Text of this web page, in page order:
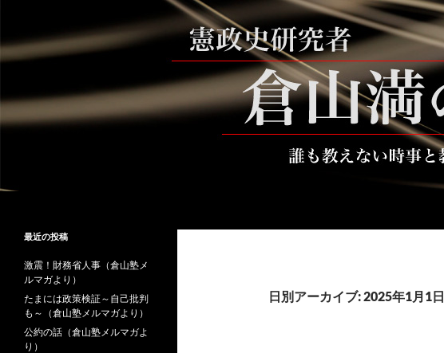
テ
ン
へ
ス
日別アーカイブ: 2025年1月1日
倉山満の砦～誰も教えない時事と教
最近の投稿
激震！財務省人事（倉山塾メ
ルマガより）
たまには政策検証～自己批判
も～（倉山塾メルマガより）
公約の話（倉山塾メルマガよ
り）